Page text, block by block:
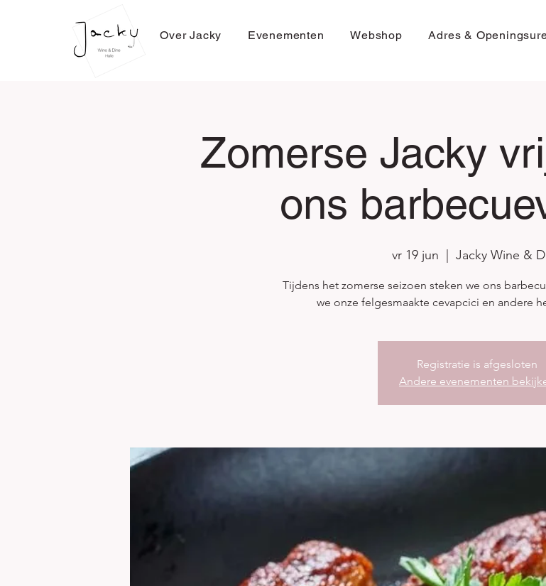
Over Jacky Evenementen Webshop Adres &
Zomerse Jacky
ons
vr 19 jun Jacky Wine &
Tijdens het zomerse seizoen steken we ons
we onze felgesmaakte cevapcici en andere
Registratie is afgesloten
Andere evenementen